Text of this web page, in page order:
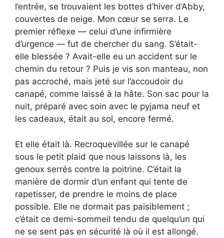
l’entrée, se trouvaient les bottes d’hiver d’Abby,
couvertes de neige. Mon cœur se serra. Le
premier réflexe — celui d’une infirmière
d’urgence — fut de chercher du sang. S’était-
elle blessée ? Avait-elle eu un accident sur le
chemin du retour ? Puis je vis son manteau, non
pas accroché, mais jeté sur l’accoudoir du
canapé, comme laissé à la hâte. Son sac pour la
nuit, préparé avec soin avec le pyjama neuf et
les cadeaux, était au sol, encore fermé.
Et elle était là. Recroquevillée sur le canapé
sous le petit plaid que nous laissons là, les
genoux serrés contre la poitrine. C’était la
manière de dormir d’un enfant qui tente de
rapetisser, de prendre le moins de place
possible. Elle ne dormait pas paisiblement ;
c’était ce demi-sommeil tendu de quelqu’un qui
ne se sent pas en sécurité là où il est allongé.